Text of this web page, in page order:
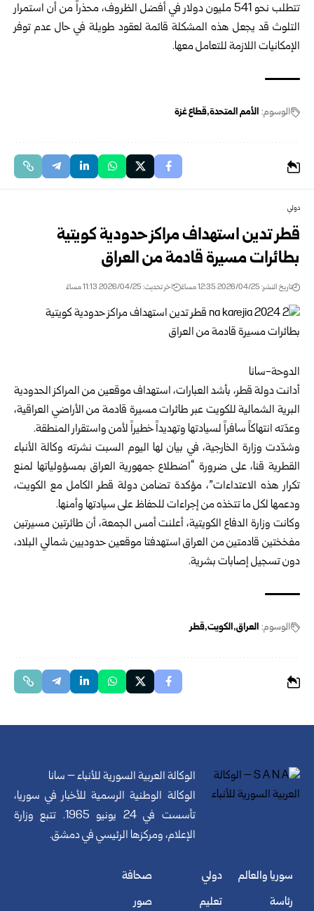
تتطلب نحو 541 مليون دولار في أفضل الظروف، محذراً من أن استمرار
التلوث قد يجعل هذه المشكلة قائمة لعقود طويلة في حال عدم توفر
الإمكانيات اللازمة للتعامل معها.
الوسوم: الأمم المتحدة قطاع غزة
دولي
قطر تدين استهداف مراكز حدودية كويتية
بطائرات مسيرة قادمة من العراق
تاريخ النشر: 2026/04/25 12:35 مساءً اخر تحديث: 2026/04/25 11:13 مساءً
الدوحة-سانا
أدانت دولة قطر، بأشد العبارات، استهداف موقعين من المراكز الحدودية
البرية الشمالية للكويت عبر طائرات مسيرة قادمة من الأراضي العراقية،
وعدّته انتهاكاً سافراً لسيادتها وتهديداً خطيراً لأمن واستقرار المنطقة.
وشدّدت وزارة الخارجية، في بيان لها اليوم السبت نشرته وكالة الأنباء
القطرية قنا، على ضرورة “اضطلاع جمهورية العراق بمسؤولياتها لمنع
تكرار هذه الاعتداءات”، مؤكدة تضامن دولة قطر الكامل مع الكويت،
ودعمها لكل ما تتخذه من إجراءات للحفاظ على سيادتها وأمنها.
وكانت وزارة الدفاع الكويتية، أعلنت أمس الجمعة، أن طائرتين مسيرتين
مفخختين قادمتين من العراق استهدفتا موقعين حدوديين شمالي البلاد،
دون تسجيل إصابات بشرية.
الوسوم: العراق الكويت قطر
الوكالة العربية السورية للأنباء – سانا
الوكالة الوطنية الرسمية للأخبار في سوريا،
تأسست في 24 يونيو 1965. تتبع وزارة
الإعلام، ومركزها الرئيسي في دمشق.
سوريا والعالم
رئاسة
دولي
تعليم
صحافة
صور